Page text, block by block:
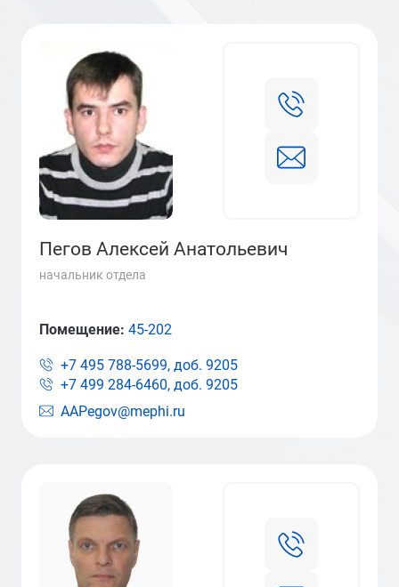
Пегов Алексей Анатольевич
начальник отдела
AAPegov@mephi.ru
Помещение: 45-202
+7 495 788-5699, доб. 9205
+7 499 284-6460, доб. 9205